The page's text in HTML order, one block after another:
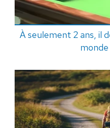
À seulement 2 ans, il
monde